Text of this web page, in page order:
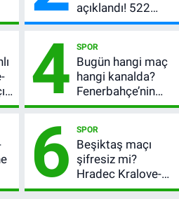
açıklandı! 522
milyon TL devretti
4 SPOR
Bugün hangi maç
hangi kanalda?
Fenerbahçe’nin
Avrupa sınavı
yayınlanacak
6 SPOR
Beşiktaş maçı
şifresiz mi?
Hradec Kralove-
Beşiktaş hangi